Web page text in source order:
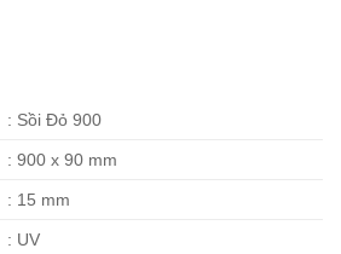
: Sồi Đỏ 900
: 900 x 90 mm
: 15 mm
: UV